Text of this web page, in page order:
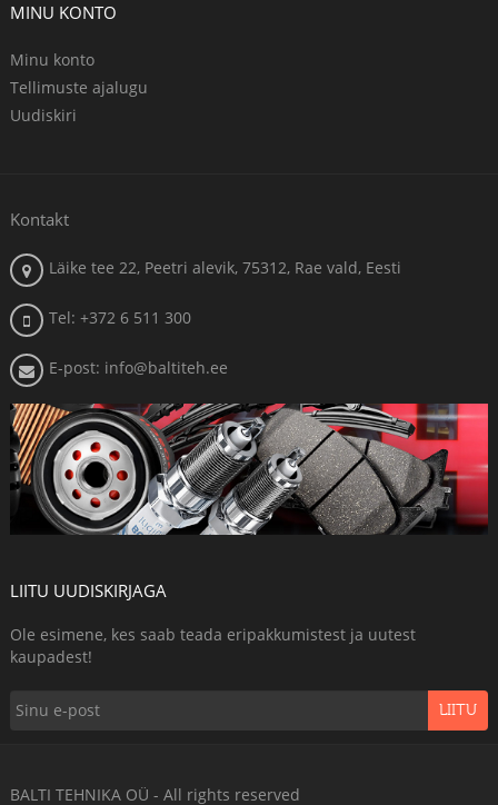
MINU KONTO
Minu konto
Tellimuste ajalugu
Uudiskiri
Kontakt
Läike tee 22, Peetri alevik, 75312, Rae vald, Eesti
Tel: +372 6 511 300
E-post: info@baltiteh.ee
LIITU UUDISKIRJAGA
Ole esimene, kes saab teada eripakkumistest ja uutest
kaupadest!
LIITU
BALTI TEHNIKA OÜ - All rights reserved